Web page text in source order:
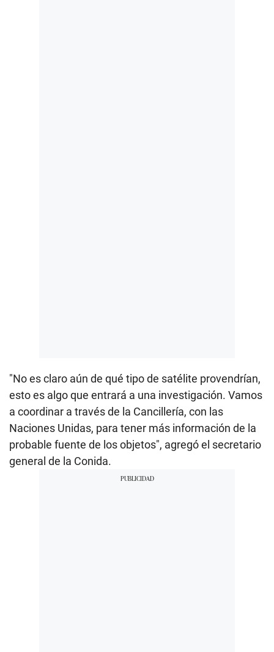
"No es claro aún de qué tipo de satélite provendrían,
esto es algo que entrará a una investigación. Vamos
a coordinar a través de la Cancillería, con las
Naciones Unidas, para tener más información de la
probable fuente de los objetos", agregó el secretario
general de la Conida.